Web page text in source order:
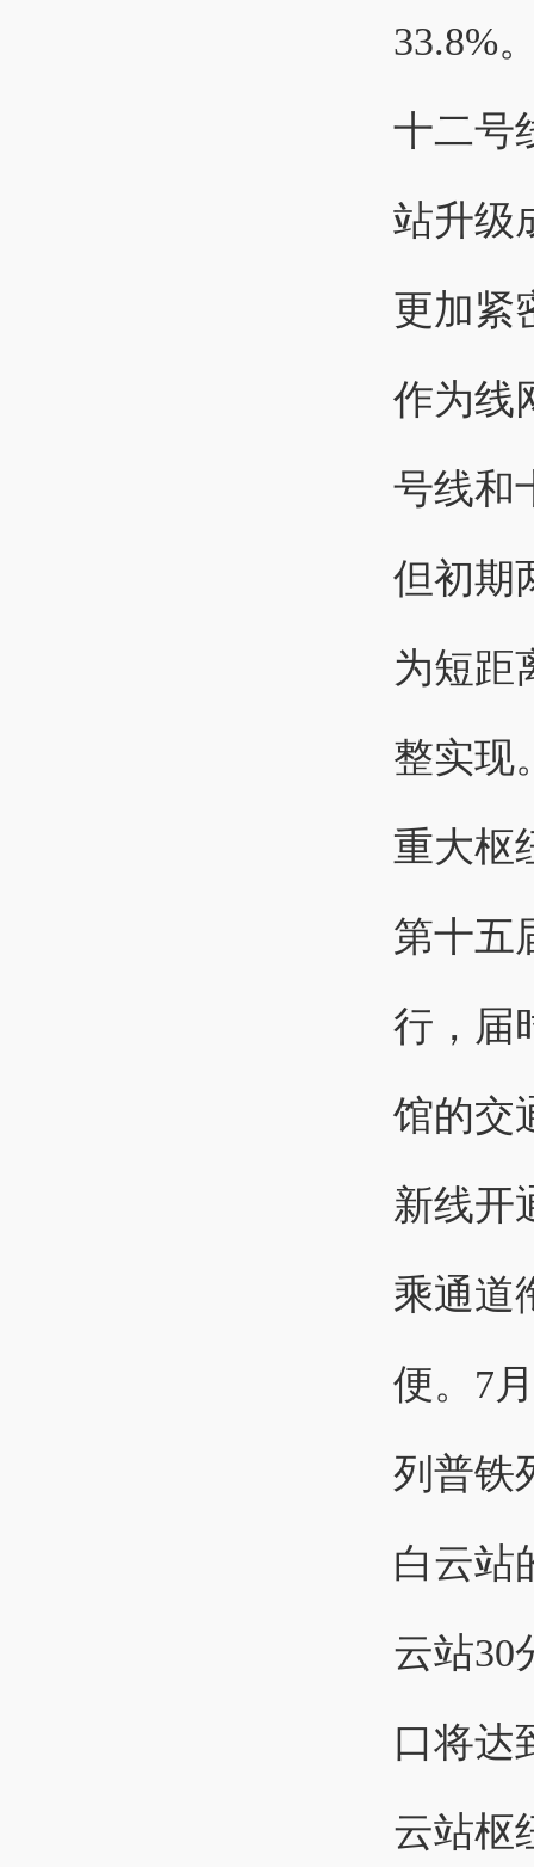
33.8%
十二号
站升级
更加紧
作为线
号线和
但初期
为短距
整实现
重大枢
第十五
行，届
馆的交
新线开
乘通道
便。7
列普铁
白云站
云站30
口将达
云站枢